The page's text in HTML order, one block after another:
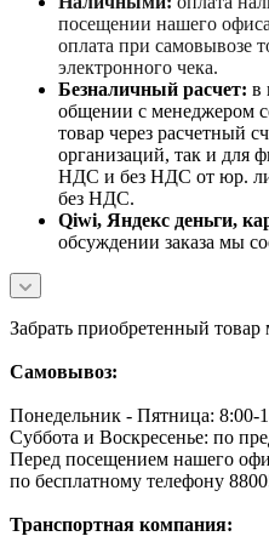
посещении нашего
оплата при самовывозе
электронного чека.
Безналичный расчет: в
общении с менеджером
товар через расчетный
организаций, так и для
НДС и без НДС от юр.
без НДС.
Qiwi, Яндекс деньги,
обсуждении заказа мы
Забрать приобретенный
Самовывоз:
Понедельник - Пятница: 8:00-
Суббота и Воскресенье: по
Перед посещением нашего
по бесплатному телефону
Транспортная компания: